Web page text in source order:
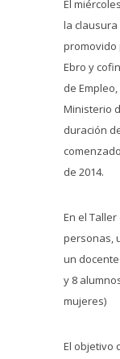
El
la clausura
promovido
Ebro y
de
Ministerio
duración
de 2014.
En el
personas,
un
y 8
mujeres)
El objetivo